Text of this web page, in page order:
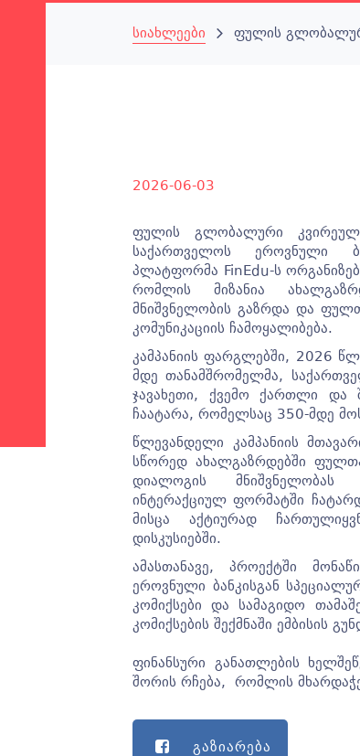
სიახლეები ფულის
2026-06-03
ფულის გლობალური
საქართველოს ეროვნული
პლატფორმა FinEdu-ს
რომლის მიზანია
მნიშვნელობის გაზრდა და
კომუნიკაციის ჩამოყალიბება.
კამპანიის ფარგლებში, 2026
მდე თანამშრომელმა,
ჯავახეთი, ქვემო ქართლი
ჩაატარა, რომელსაც 350-მდე
წლევანდელი კამპანიის
სწორედ ახალგაზრდებში
დიალოგის მნიშვნელობას
ინტერაქციულ ფორმატში
მისცა აქტიურად
დისკუსიებში.
ამასთანავე, პროექტში
ეროვნული ბანკისგან
კომიქსები და სამაგიდო
კომიქსების შექმნაში ემბისის
ფინანსური განათლების
შორის რჩება, რომლის
გაზიარება